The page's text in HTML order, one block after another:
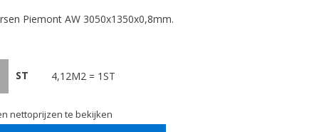
Piemont AW 3050x1350x0,8mm.
ST 4,12M2 = 1ST
nettoprijzen te bekijken